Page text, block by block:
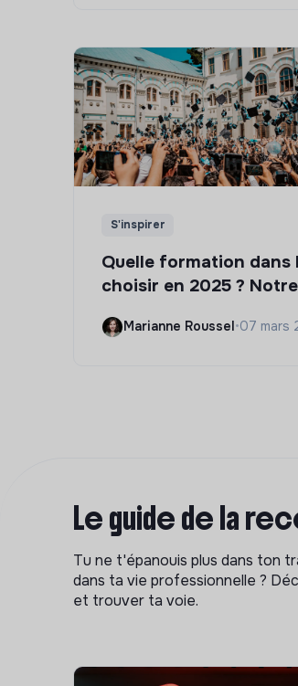
S'inspirer
Quelle formation dans
choisir en 2025 ?
Marianne Roussel•07 mars
Le guide de la
Tu ne t'épanouis plus dans ton
dans ta vie professionnelle ?
et trouver ta voie.